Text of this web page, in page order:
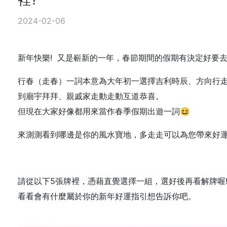
2024-02-06
新年快樂! 又是嶄新的一年，春節期間的假期有決定好要
行春（走春）一詞本意為大年初一選擇吉利時辰、方向行
到廟宇拜拜、親戚家走動走動互道恭喜。
但現在大家好像都用來當作春季假期出遊一詞😆
來測測看到哪邊是你的風水寶地，多走走可以為您帶來好
請從以下5張牌裡，憑藉直覺選擇一組，選好後再看解牌喔!
看看會有什麼屬於你的新年好運指引想告訴你吧。